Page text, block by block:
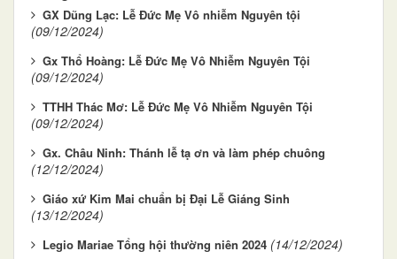
GX Dũng Lạc: Lễ Đức Mẹ Vô nhiễm Nguyên tội
(09/12/2024)
Gx Thổ Hoàng: Lễ Đức Mẹ Vô Nhiễm Nguyên Tội
(09/12/2024)
TTHH Thác Mơ: Lễ Đức Mẹ Vô Nhiễm Nguyên Tội
(09/12/2024)
Gx. Châu Ninh: Thánh lễ tạ ơn và làm phép chuông
(12/12/2024)
Giáo xứ Kim Mai chuẩn bị Đại Lễ Giáng Sinh
(13/12/2024)
Legio Mariae Tổng hội thường niên 2024 (14/12/2024)